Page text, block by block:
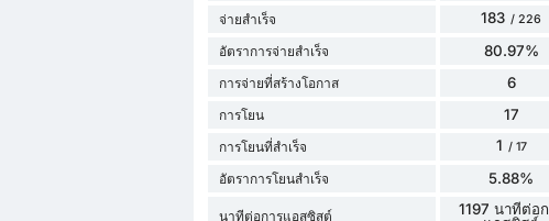
จ่ายสำเร็จ 183 / 226
อัตราการจ่ายสำเร็จ 80.97%
การจ่ายที่สร้างโอกาส 6
การโยน 17
การโยนที่สำเร็จ 1 / 17
อัตราการโยนสำเร็จ 5.88%
นาทีต่อการแอสซิสต์
1197 นาทีต่อ